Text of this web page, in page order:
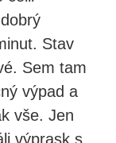
Stav
Sem tam
výpad a
vše. Jen
výprask s